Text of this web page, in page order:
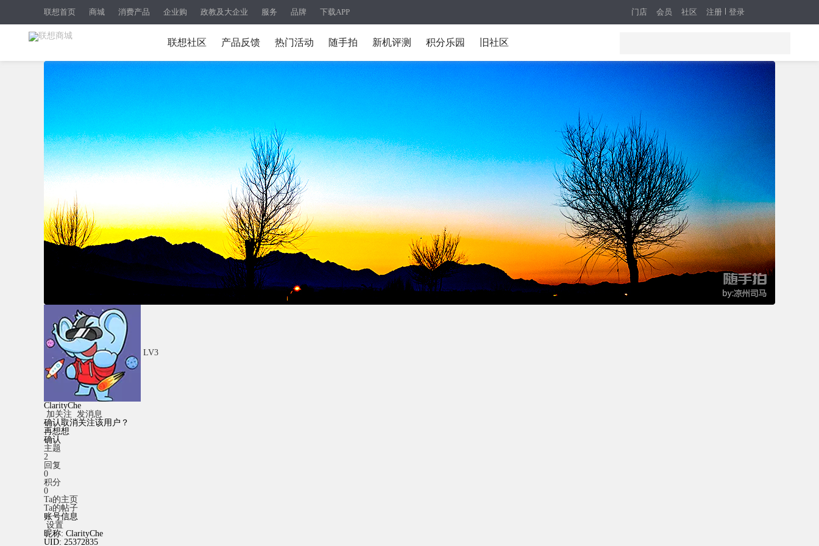
联想首页 商城 消费产品 企业购 政教及大企业 服务 品牌 下载APP 注册 登录
门店 会员 社区
联想社区 产品反馈 热门活动 随手拍 新机评测 积分乐园 旧社区
LV3
ClarityChe
加关注 发消息
确认取消关注该用户？
再想想
确认
主题
2
回复
0
积分
0
Ta的主页
Ta的帖子
账号信息
设置
昵称: ClarityChe
UID: 25372835